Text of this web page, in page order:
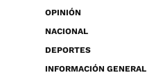
OPINIÓN
NACIONAL
DEPORTES
INFORMACIÓN GENERAL